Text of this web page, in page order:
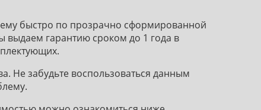
быстро по прозрачно сформированной
выдаем гарантию сроком до 1 года в
Не забудьте воспользоваться данным